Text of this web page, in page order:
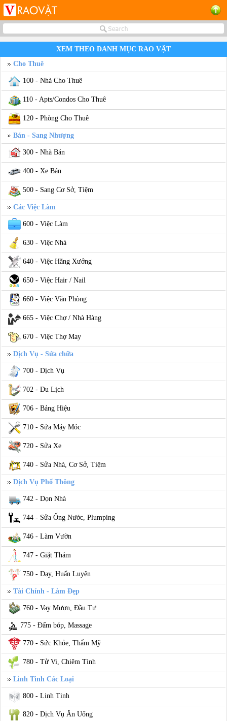
XEM THEO DANH MỤC RAO VẶT
Cho Thuê
100 - Nhà Cho Thuê
110 - Apts/Condos Cho Thuê
120 - Phòng Cho Thuê
Bán - Sang Nhượng
300 - Nhà Bán
400 - Xe Bán
500 - Sang Cơ Sở, Tiệm
Các Việc Làm
600 - Việc Làm
630 - Việc Nhà
640 - Việc Hãng Xưởng
650 - Việc Hair / Nail
660 - Việc Văn Phòng
665 - Việc Chợ / Nhà Hàng
670 - Việc Thợ May
Dịch Vụ - Sửa chữa
700 - Dịch Vụ
702 - Du Lịch
706 - Bảng Hiệu
710 - Sửa Máy Móc
720 - Sửa Xe
740 - Sửa Nhà, Cơ Sở, Tiệm
Dịch Vụ Phổ Thông
742 - Dọn Nhà
744 - Sửa Ống Nước, Plumping
746 - Làm Vườn
747 - Giặt Thảm
750 - Dạy, Huấn Luyện
Tài Chính - Làm Đẹp
760 - Vay Mượn, Đầu Tư
775 - Đấm bóp, Massage
770 - Sức Khỏe, Thẩm Mỹ
780 - Tử Vi, Chiêm Tinh
Linh Tinh Các Loại
800 - Linh Tinh
820 - Dịch Vụ Ăn Uống